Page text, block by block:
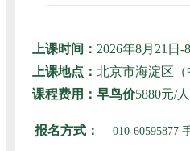
上课时间： 2026年8月21日
上课地点： 北京市海淀区
课程费用：早鸟价5880元/
报名方式： 010-60595877